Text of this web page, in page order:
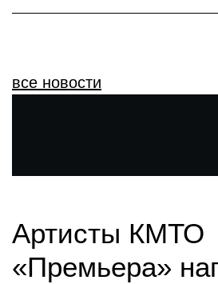
все новости
Артисты КМТО
«Премьера»